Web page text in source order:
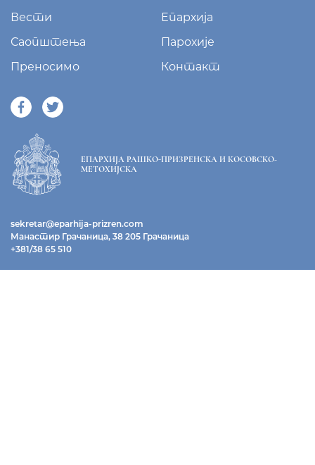
Вести
Епархија
Саопштења
Парохије
Преносимо
Контакт
ЕПАРХИЈА РАШКО-ПРИЗРЕНСКА И КОСОВСКО-
МЕТОХИЈСКА
sekretar@eparhija-prizren.com
Манастир Грачаница, 38 205 Грачаница
+381/38 65 510